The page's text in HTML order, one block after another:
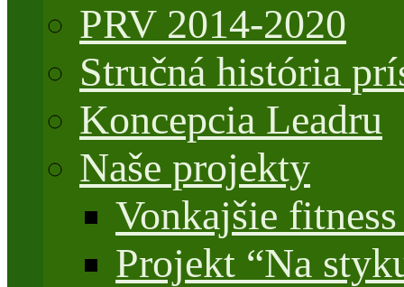
PRV 2014-2020
Stručná história
Koncepcia Leadru
Naše projekty
Vonkajšie
Projekt “Na